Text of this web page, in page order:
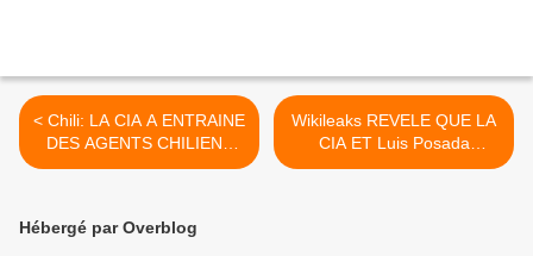
< Chili: LA CIA A ENTRAINE
DES AGENTS CHILIENS
PENDANT LA DICTATURE
Wikileaks REVELE QUE LA
CIA ET Luis Posada
Carriles ONT OURDI UN
Hébergé par Overblog